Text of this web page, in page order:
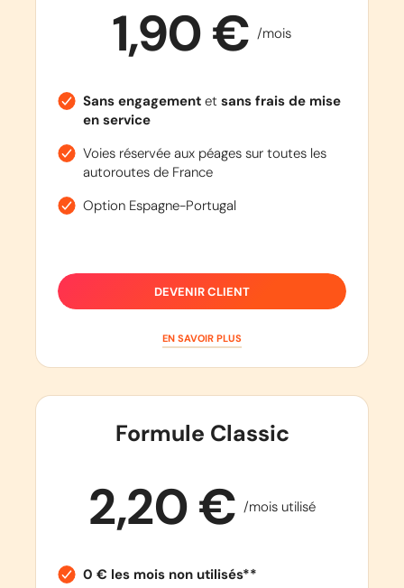
1,90 € /mois
Sans engagementet sans frais de mise
en service
Voies réservée aux péages sur toutes les
autoroutes de France
Option Espagne-Portugal
DEVENIR CLIENT
EN SAVOIR PLUS
Formule Classic
2,20 € /mois utilisé
0 € les mois non utilisés**